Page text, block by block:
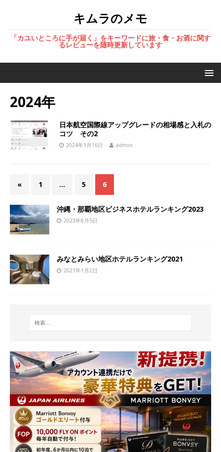
キムラのメモ
「カユいところに手が届く」をキーワードに旅・食・お酒に関す
るレビューを随時更新しています
2024年
日本航空国際線アップグレードの相場感と入札の
コツ その2
2024年1月16日 admin
« 1 … 5 6
沖縄・那覇地区ビジネスホテルランキング2023
2023年8月5日
みなとみらい地区ホテルランキング2021
2021年1月2日